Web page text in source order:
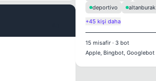
deportivo
altanburak
+45 kişi daha
15 misafir · 3 bot
Apple, Bingbot, Googlebot